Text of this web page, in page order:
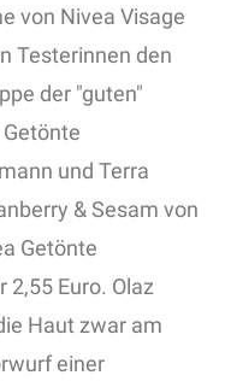
von Nivea Visage
Testerinnen den
der "guten"
und Terra
& Sesam von
Getönte
Euro. Olaz
Haut zwar am
einer